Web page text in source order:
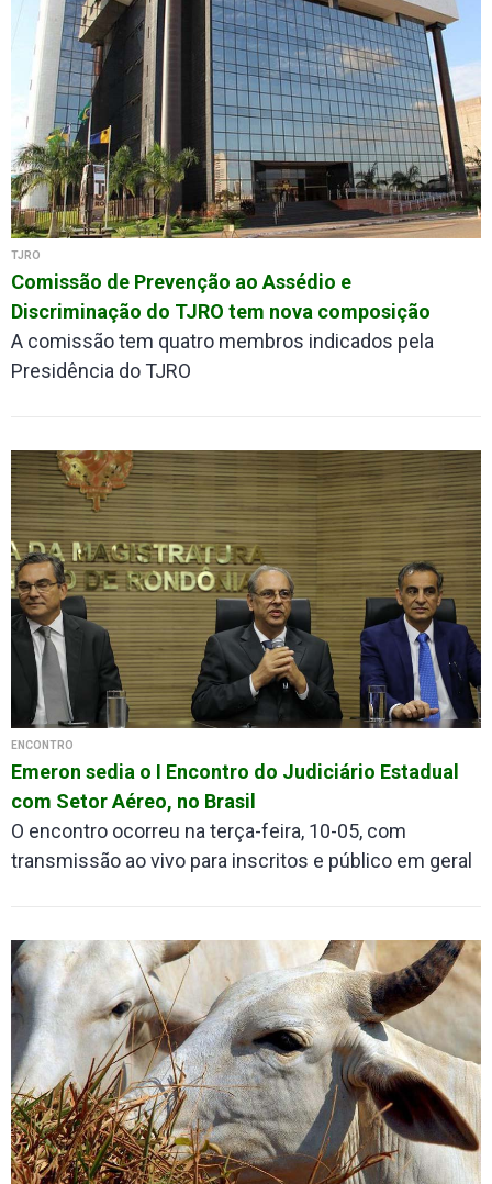
TJRO
Comissão de Prevenção ao Assédio e
Discriminação do TJRO tem nova composição
A comissão tem quatro membros indicados pela
Presidência do TJRO
ENCONTRO
Emeron sedia o I Encontro do Judiciário Estadual
com Setor Aéreo, no Brasil
O encontro ocorreu na terça-feira, 10-05, com
transmissão ao vivo para inscritos e público em geral